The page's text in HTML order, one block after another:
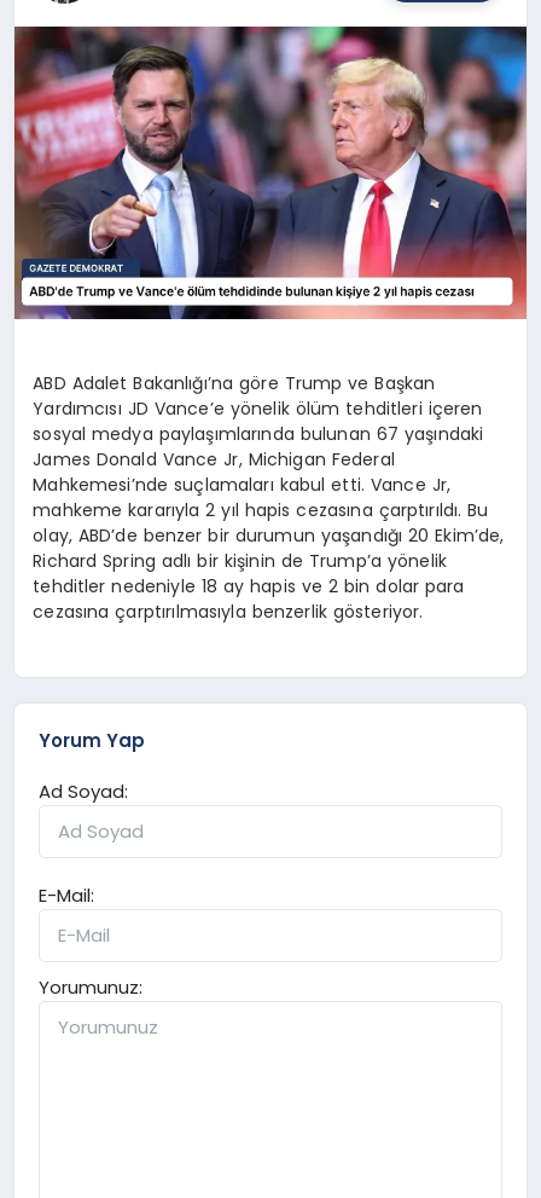
YAŞAM
ABD Adalet Bakanlığı’na göre Trump ve Başkan
Yardımcısı JD Vance’e yönelik ölüm tehditleri içeren
sosyal medya paylaşımlarında bulunan 67 yaşındaki
James Donald Vance Jr, Michigan Federal
Mahkemesi’nde suçlamaları kabul etti. Vance Jr,
mahkeme kararıyla 2 yıl hapis cezasına çarptırıldı. Bu
olay, ABD’de benzer bir durumun yaşandığı 20 Ekim’de,
Richard Spring adlı bir kişinin de Trump’a yönelik
tehditler nedeniyle 18 ay hapis ve 2 bin dolar para
cezasına çarptırılmasıyla benzerlik gösteriyor.
Yorum Yap
Ad Soyad:
E-Mail:
Yorumunuz: